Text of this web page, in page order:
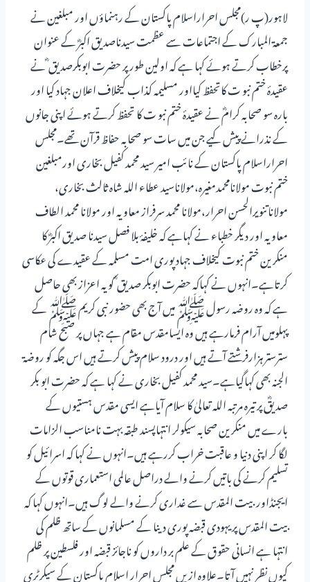
لاہور(پ ر)مجلس احراراسلام پاکستان کے رہنماؤں اور مبلغین نے
جمعۃ المبارک کے اجتماعات سے عظمت سیدناصدیق اکبرؓ کے عنوان
پرخطاب کرتے ہوئے کہا ہے کہ اولین طور پر حضرت ابوبکرصدیق ؓ نے
عقیدۂ ختم نبو ت کاتحفظ کیااور مسلیمہ کذاب کیخلاف اعلان جہاد کیا اور
بارہ سو صحابہ کرامؓ نے عقیدۂ ختم نبو ت کا تحفظ کرتے ہوئے اپنی جانوں
کے نذرانے پیش کیے جن میں سات سو صحابہ حفاظ قرآن تھے۔مجلس
احراراسلام پاکستان کے نائب امیر سید محمد کفیل بخاری اورمبلغین
ختم نبوت مولانامحمدمغیرہ،مولاناسید عطاء اللہ شاہ ثالث بخاری،
مولاناتنویرالحسن احرار،مولانا محمد سرفراز معاویہ اور مولانا محمد الطاف
معاویہ اور دیگر خطباء نے کہاہے کہ خلیفۂ بلا فصل سیدنا صدیق اکبرؓ کا
منکرین ختم نبوت کیخلاف جہاد پوری امت مسلمہ کے عقیدے کی عکاسی
کرتاہے۔انہوں نے کہاکہ حضرت ابوبکر صدیق ؓ کو یہ اعزاز بھی حاصل
ہے کہ وہ روضہ رسول ﷺ میں آج بھی حضور نبی کریم ﷺ کے
پہلومیں آرام فرمارہے ہیں وہ ایسامقدس مقام ہے جہاں پر صبح شام
سترستر ہزارفرشتے آتے ہیں اور درود سلام پیش کرتے ہیں اس جگہ کو روضۃ
الجنہ بھی کہاگیاہے۔سید محمد کفیل بخاری نے کہا ہے کہ حضرت ابو بکر
صدیقؓ پر تیرہ مرتبہ اللہ تعالیٰ کا سلام آیاہے ایسی مقدس ہستیوں کے
بارے میں منکر ین صحابہ سیکولر انتہاپسند طبقہ بہت نامناسب الزامات
لگا کر اپنی دنیا و عاقبت خراب کررہے ہیں۔انہوں نے کہا کہ اسرائیل کو
تسلیم کرنے کی باتیں کرنے والے دراصل عالمی استعماری قوتوں کے
ایجنڈاوربیت المقدس سے غداری کرنے والے لوگ ہیں۔انہوں کہا کہ
بیت المقدس پر یہودی قبضہ پوری دینا کے مسلمانوں کے ساتھ ظلم کی
انتہا ہے انسانی حقوق کے علم بر داروں کو ناجائز قبضہ اور فلسطین پر ظلم
کیوں نظر نہیں آتا۔علاوہ ازیں مجلس احرار اسلام پاکستان کے سیکرٹری